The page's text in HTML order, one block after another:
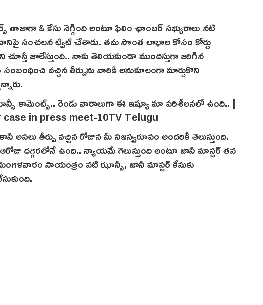
ఓ కేసు నెగ్గింది అంటూ ఫిలిం ఛాంబర్ సభ్యురాలు నటి
సంచలన ట్విట్ చేశాడు. తమ సొంత లాభాల కోసం కోర్టు
చూస్తే జాలేస్తుంది.. నాకు తెలియకుండా ముందస్తుగా జరిగిన
సంబంధించి వచ్చిన తీర్పును వారికి అనుకూలంగా మార్చుకొని
అసలు తీర్పు వచ్చిన రోజున మీ నిజస్వరూపం అందరికీ తెలుస్తుంది.
దగ్గరలోనే ఉంది.. న్యాయమే గెలుస్తుంది అంటూ జానీ మాస్టర్ తన
సాయంత్రం నటి ఝాన్సీ, జానీ మాస్టర్ కేసుకు